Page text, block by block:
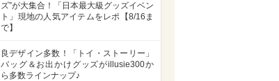
ズ”が大集合！「日本最大級グッズイベン
ト」現地の人気アイテムをレポ【8/16ま
で】
良デザイン多数！「トイ・ストーリー」
バッグ＆お出かけグッズがillusie300か
ら多数ラインナップ♪